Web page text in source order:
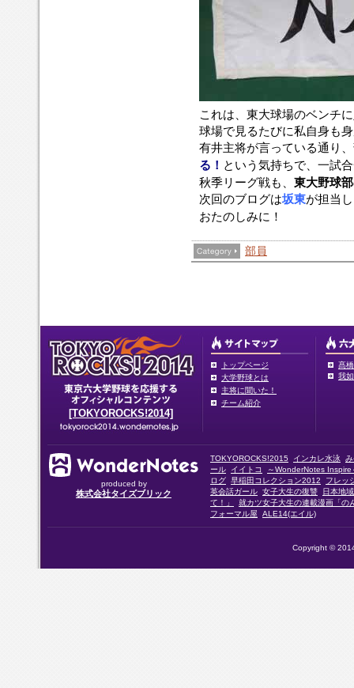
これは、東大球場のベンチ
球場で見るたびに私自身も
有井主将が言っている通り
る！ という気持ちで、一試
秋季リーグ戦も、 東大野球
次回のブログは坂東が担当
おたのしみに！
部員
[TOKYOROCKS!2014]
トップページ
大学野球とは
主将に聞いた！
チーム紹介
髙
我
produced by
株式会社タイズブリック
TOKYOROCKS!2015 インカレ水泳
ール
イイトコ
～WonderNotes Inspire
ログ 早稲田コレクション2012
フレッ
英会話ガール 女子大生の復讐
日本地
て！」
就カツ女子大生の連載漫画「の
フォーマル屋
ALE14(エイル)
Copyright ©